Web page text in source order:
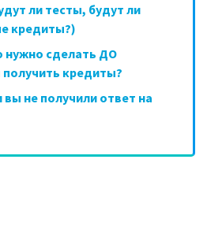
ли тесты, будут ли
кредиты?)
нужно сделать ДО
кредиты?
не получили ответ на